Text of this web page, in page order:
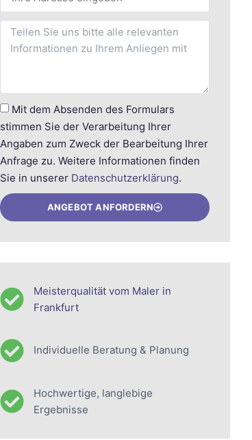
Mit dem Absenden des Formulars
stimmen Sie der Verarbeitung Ihrer
Angaben zum Zweck der Bearbeitung Ihrer
Anfrage zu. Weitere Informationen finden
Sie in unserer Datenschutzerklärung.
ANGEBOT ANFORDERN
Meisterqualität vom Maler in
Frankfurt
Individuelle Beratung & Planung
Hochwertige, langlebige
Ergebnisse